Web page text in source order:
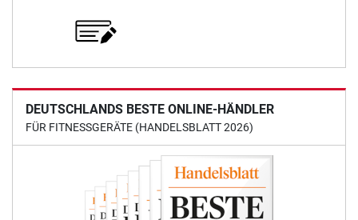
DEUTSCHLANDS BESTE ONLINE-HÄNDLER
FÜR FITNESSGERÄTE (HANDELSBLATT 2026)